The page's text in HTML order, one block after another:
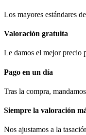
Los mayores estándares
Valoración gratuita
Le damos el mejor precio
Pago en un día
Tras la compra,
Siempre la valoración
Nos ajustamos a la